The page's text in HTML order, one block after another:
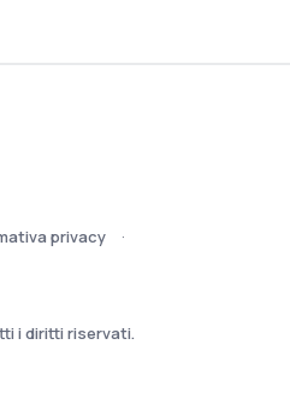
privacy
i diritti riservati.